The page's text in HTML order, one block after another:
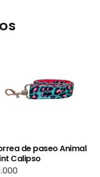
de paseo Animal
Calipso